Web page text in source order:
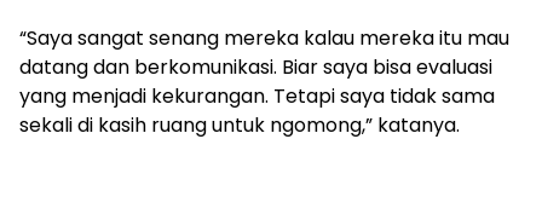
“Saya sangat senang mereka kalau mereka itu mau
datang dan berkomunikasi. Biar saya bisa evaluasi
yang menjadi kekurangan. Tetapi saya tidak sama
sekali di kasih ruang untuk ngomong,” katanya.